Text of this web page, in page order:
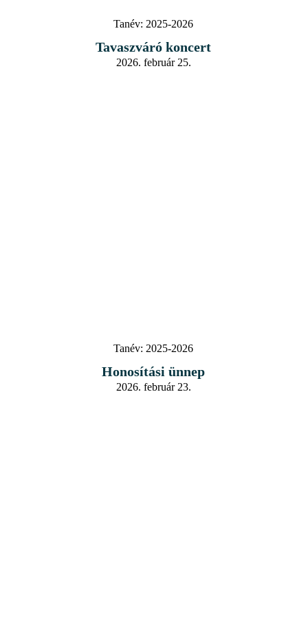
Tanév: 2025-2026
Tavaszváró koncert
2026. február 25.
Tanév: 2025-2026
Honosítási ünnep
2026. február 23.